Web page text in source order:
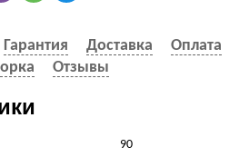
Гарантия Доставка
Оплата
Отзывы
90